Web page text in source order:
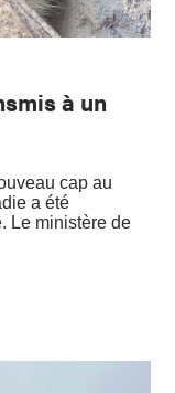
à un
cap au
a été
Le ministère de